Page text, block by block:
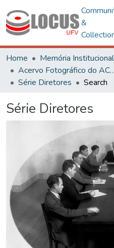
&
Home
Memória Institucional
Acervo
Série Diretores
Search
Série Diretores